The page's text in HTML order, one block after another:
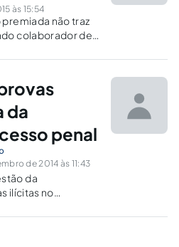
às 15:54
não traz
colaborador de
julgador não está
podendo,
judicial ou
para
da
penal
de 2014 às 11:43
da
ilícitas no
que a aplicação